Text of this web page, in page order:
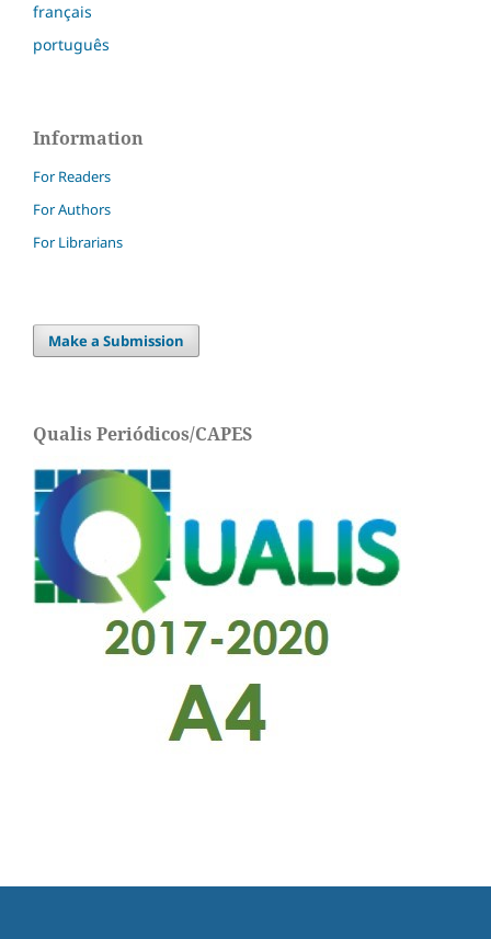
français
português
Information
For Readers
For Authors
For Librarians
Make a Submission
Qualis Periódicos/CAPES